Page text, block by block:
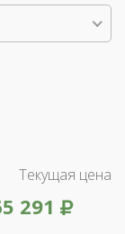
Текущая цена
291